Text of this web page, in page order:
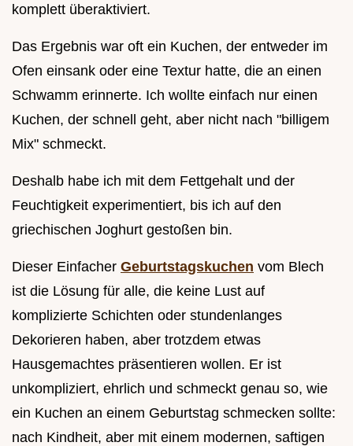
komplett überaktiviert.
Das Ergebnis war oft ein Kuchen, der entweder im
Ofen einsank oder eine Textur hatte, die an einen
Schwamm erinnerte. Ich wollte einfach nur einen
Kuchen, der schnell geht, aber nicht nach "billigem
Mix" schmeckt.
Deshalb habe ich mit dem Fettgehalt und der
Feuchtigkeit experimentiert, bis ich auf den
griechischen Joghurt gestoßen bin.
Dieser Einfacher Geburtstagskuchen vom Blech
ist die Lösung für alle, die keine Lust auf
komplizierte Schichten oder stundenlanges
Dekorieren haben, aber trotzdem etwas
Hausgemachtes präsentieren wollen. Er ist
unkompliziert, ehrlich und schmeckt genau so, wie
ein Kuchen an einem Geburtstag schmecken sollte:
nach Kindheit, aber mit einem modernen, saftigen